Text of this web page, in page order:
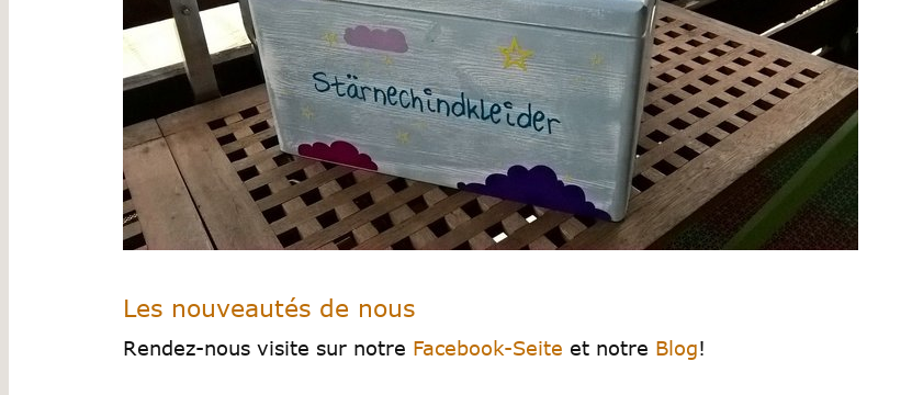
Les nouveautés de nous
Rendez-nous visite sur notre Facebook-Seite et notre Blog!